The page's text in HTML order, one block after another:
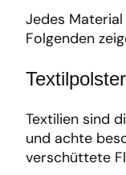
Jedes
Folgenden
Textilien sind
und achte
verschüttete